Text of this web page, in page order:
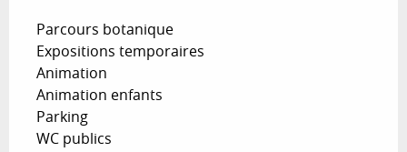
Parcours botanique
Expositions temporaires
Animation
Animation enfants
Parking
WC publics